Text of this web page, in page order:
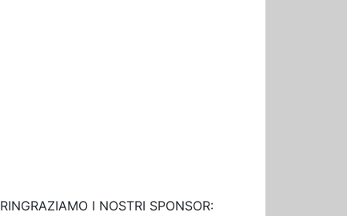
RINGRAZIAMO I NOSTRI SPONSOR: